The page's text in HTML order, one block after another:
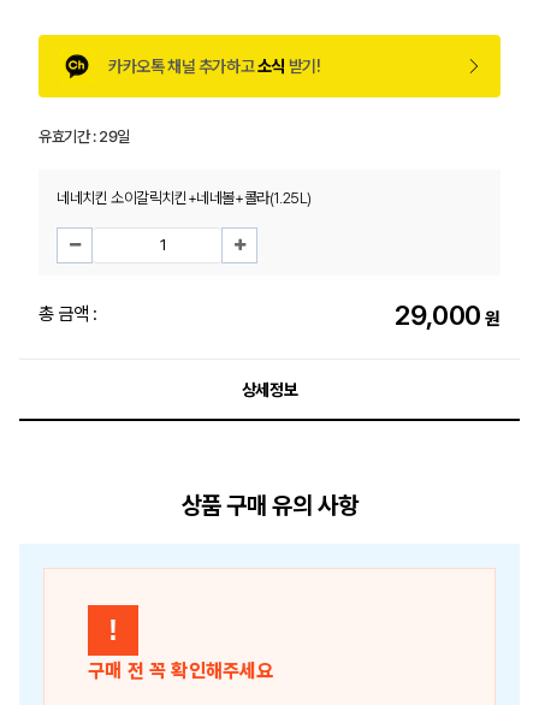
카카오톡 채널 추가하고소식 받기!
유효기간 :29일
네네치킨 소이갈릭치킨+네네볼+콜라(1.25L)
총 금액 : 29,000 원
상세정보
상품 구매 유의 사항
!
구매 전 꼭 확인해주세요